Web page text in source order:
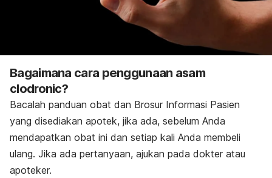
Bagaimana cara penggunaan asam
clodronic?
Bacalah panduan obat dan Brosur Informasi Pasien
yang disediakan apotek, jika ada, sebelum Anda
mendapatkan obat ini dan setiap kali Anda membeli
ulang. Jika ada pertanyaan, ajukan pada dokter atau
apoteker.